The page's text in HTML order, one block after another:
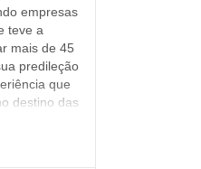
empresas
teve a
mais de 45
predileção
que
destino das